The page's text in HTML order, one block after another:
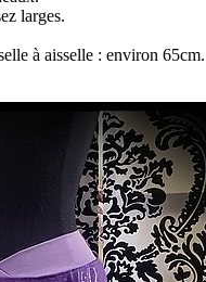
larges.
à aisselle : environ 65cm.